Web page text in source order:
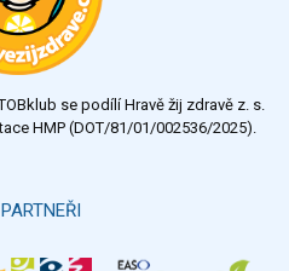
se podílí Hravě žij zdravě z. s.
HMP (DOT/81/01/002536/2025).